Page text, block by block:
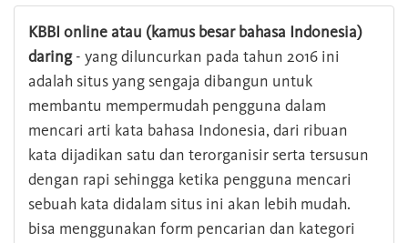
KBBI online atau (kamus besar bahasa Indonesia)
daring- yang diluncurkan pada tahun 2016 ini
adalah situs yang sengaja dibangun untuk
membantu mempermudah pengguna dalam
mencari arti kata bahasa Indonesia, dari ribuan
kata dijadikan satu dan terorganisir serta tersusun
dengan rapi sehingga ketika pengguna mencari
sebuah kata didalam situs ini akan lebih mudah.
bisa menggunakan form pencarian dan kategori